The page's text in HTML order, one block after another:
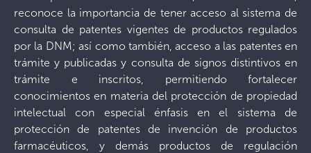
reconoce la importancia de tener acceso al sistema de
consulta de patentes vigentes de productos regulados
por la DNM; así como también, acceso a las patentes en
trámite y publicadas y consulta de signos distintivos en
trámite e inscritos, permitiendo fortalecer
conocimientos en materia del protección de propiedad
intelectual con especial énfasis en el sistema de
protección de patentes de invención de productos
farmacéuticos, y demás productos de regulación